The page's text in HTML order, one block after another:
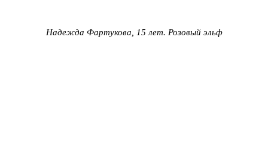
Надежда Фартукова, 15 лет. Розовый эльф